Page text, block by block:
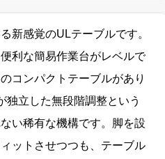
新感覚のULテーブルです。
利な簡易作業台がレベルで
コンパクトテーブルがあり
独立した無段階調整という
い稀有な機構です。脚を設
ットさせつつも、テーブル